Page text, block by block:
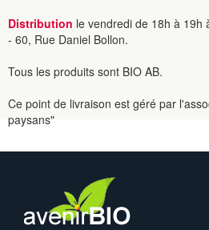
Distribution le vendredi de 18h à 19h
- 60, Rue Daniel Bollon.
Tous les produits sont BIO AB.
Ce point de livraison est géré par
paysans"